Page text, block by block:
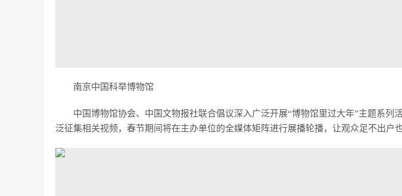
南京中国科举博物馆
中国博物馆协会、中国文物报社联合倡议深入广泛开展“博物馆里过大年”主题系列
泛征集相关视频，春节期间将在主办单位的全媒体矩阵进行展播轮播，让观众足不出户